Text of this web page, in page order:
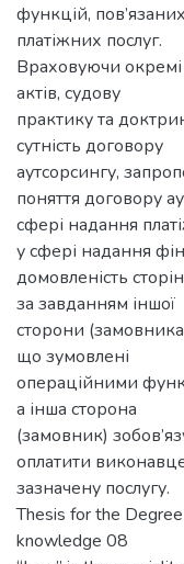
функцій,
платіжних послуг.
Враховуючи
актів, судову
практику та
сутність договору
аутсорсингу,
поняття договору
сфері надання
у сфері надання
домовленість
за завданням іншої
сторони
що зумовлені
операційними
а інша сторона
(замовник)
оплатити
зазначену послугу.
Thesis for the
knowledge 08